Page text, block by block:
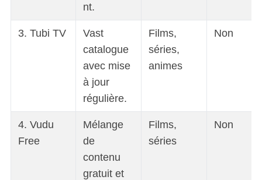
nt.
3. Tubi TV
Vast
catalogue
avec mise
à jour
régulière.
Films,
séries,
animes
Non
4. Vudu
Free
Mélange
de
contenu
gratuit et
Films,
séries
Non